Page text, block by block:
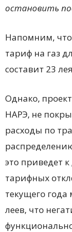
остановить
Напомним,
тариф на газ
составит 23
Однако,
НАРЭ, не
расходы по
это приведет
тарифных
текущего
леев, что